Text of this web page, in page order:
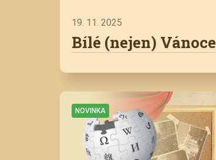
19. 11. 2025
Bílé (nejen) Vánoce
NOVINKA